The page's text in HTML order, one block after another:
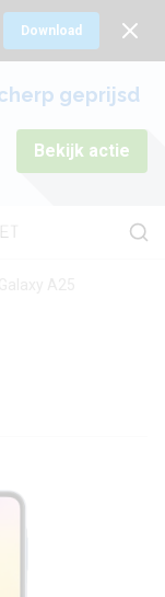
Download
geprijsd
Bekijk actie